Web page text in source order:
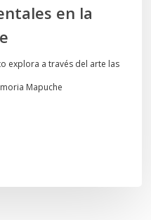
en la
explora a través del arte las
Mapuche